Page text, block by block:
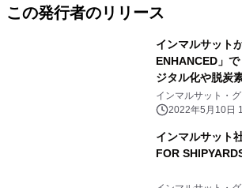
この発行者のリリース
インマルサット
ENHANCED」
ジタル化や脱炭
生を実現
インマルサット・
2022年5月10日
インマルサット
FOR